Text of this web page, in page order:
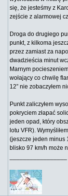
się, że jesteśmy z
zejście z alarmowej
Droga do drugiego
punkt, z kilkoma
przez zamiast za
dwadzieścia minut
Marnym
wołający co chwilę
12” nie zobaczyłem
Punkt zaliczyłem
pokryciem złapać
jeden opad, który
lotu VFR).
(jeszcze jeden minus
blisko 97 km/h może